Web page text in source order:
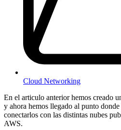
Cloud Networking
En el articulo anterior hemos creado
y ahora hemos llegado al punto
conectarlos con las distintas nubes
AWS.